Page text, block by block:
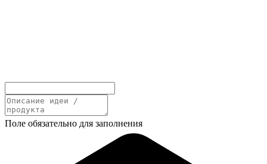
Поле обязательно для заполнения